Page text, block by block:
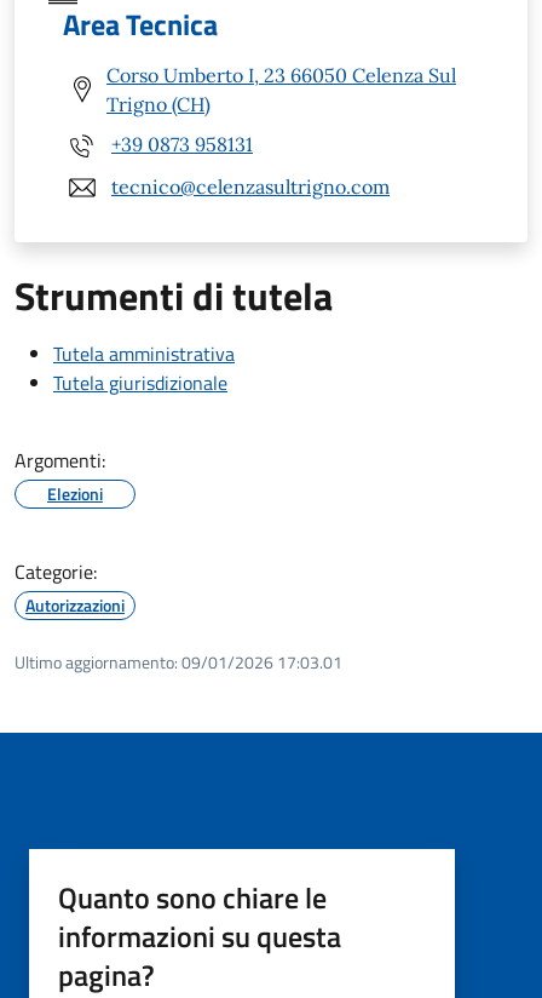
Area Tecnica
Corso Umberto I, 23 66050 Celenza Sul
Trigno (CH)
+39 0873 958131
tecnico@celenzasultrigno.com
Strumenti di tutela
Tutela amministrativa
Tutela giurisdizionale
Argomenti:
Elezioni
Categorie:
Autorizzazioni
Ultimo aggiornamento:09/01/2026 17:03.01
Quanto sono chiare le
informazioni su questa
pagina?